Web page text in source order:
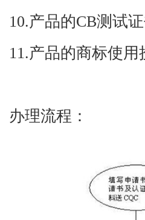
10.产品的CB测试
11.产品的商标使用
办理流程：